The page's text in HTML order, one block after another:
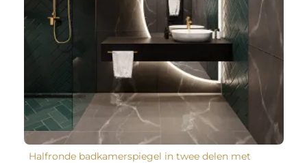
Halfronde badkamerspiegel in twee delen met